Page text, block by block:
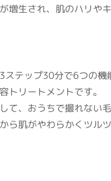
増生され、肌のハリや
テップ30分で6つの
トリートメントです。
て、おうちで撮れない
ら肌がやわらかくツル